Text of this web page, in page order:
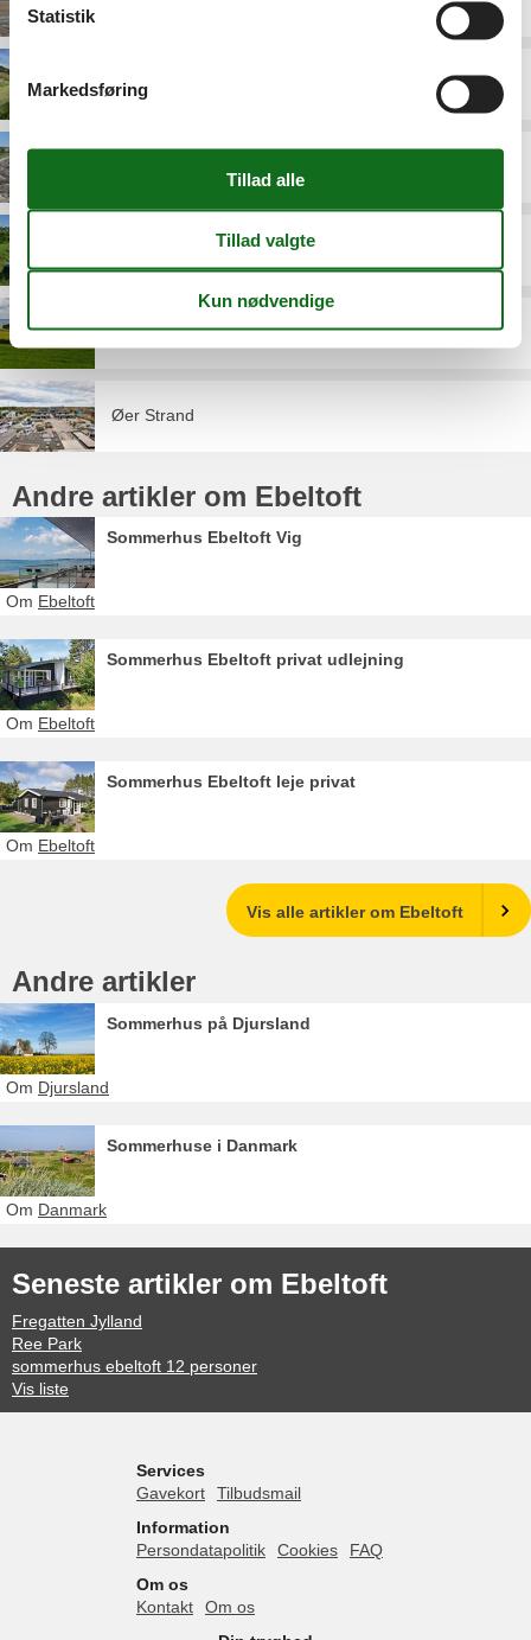
Elsegårde Strand
Handrup Strand
Lyngsbæk Strand
Øer Strand
Andre artikler om Ebeltoft
Sommerhus Ebeltoft Vig
Om Ebeltoft
Sommerhus Ebeltoft privat udlejning
Om Ebeltoft
Sommerhus Ebeltoft leje privat
Om Ebeltoft
Vis alle artikler om Ebeltoft
Andre artikler
Sommerhus på Djursland
Om Djursland
Sommerhuse i Danmark
Om Danmark
Seneste artikler om Ebeltoft
Fregatten Jylland
Ree Park
sommerhus ebeltoft 12 personer
Vis liste
Services
Gavekort
Tilbudsmail
Information
Persondatapolitik
Cookies
FAQ
Om os
Kontakt
Om os
Statistik
Markedsføring